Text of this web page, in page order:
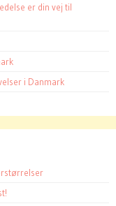
er din vej til
i Danmark